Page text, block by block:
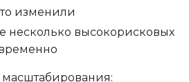
изменили
несколько высокорисковых